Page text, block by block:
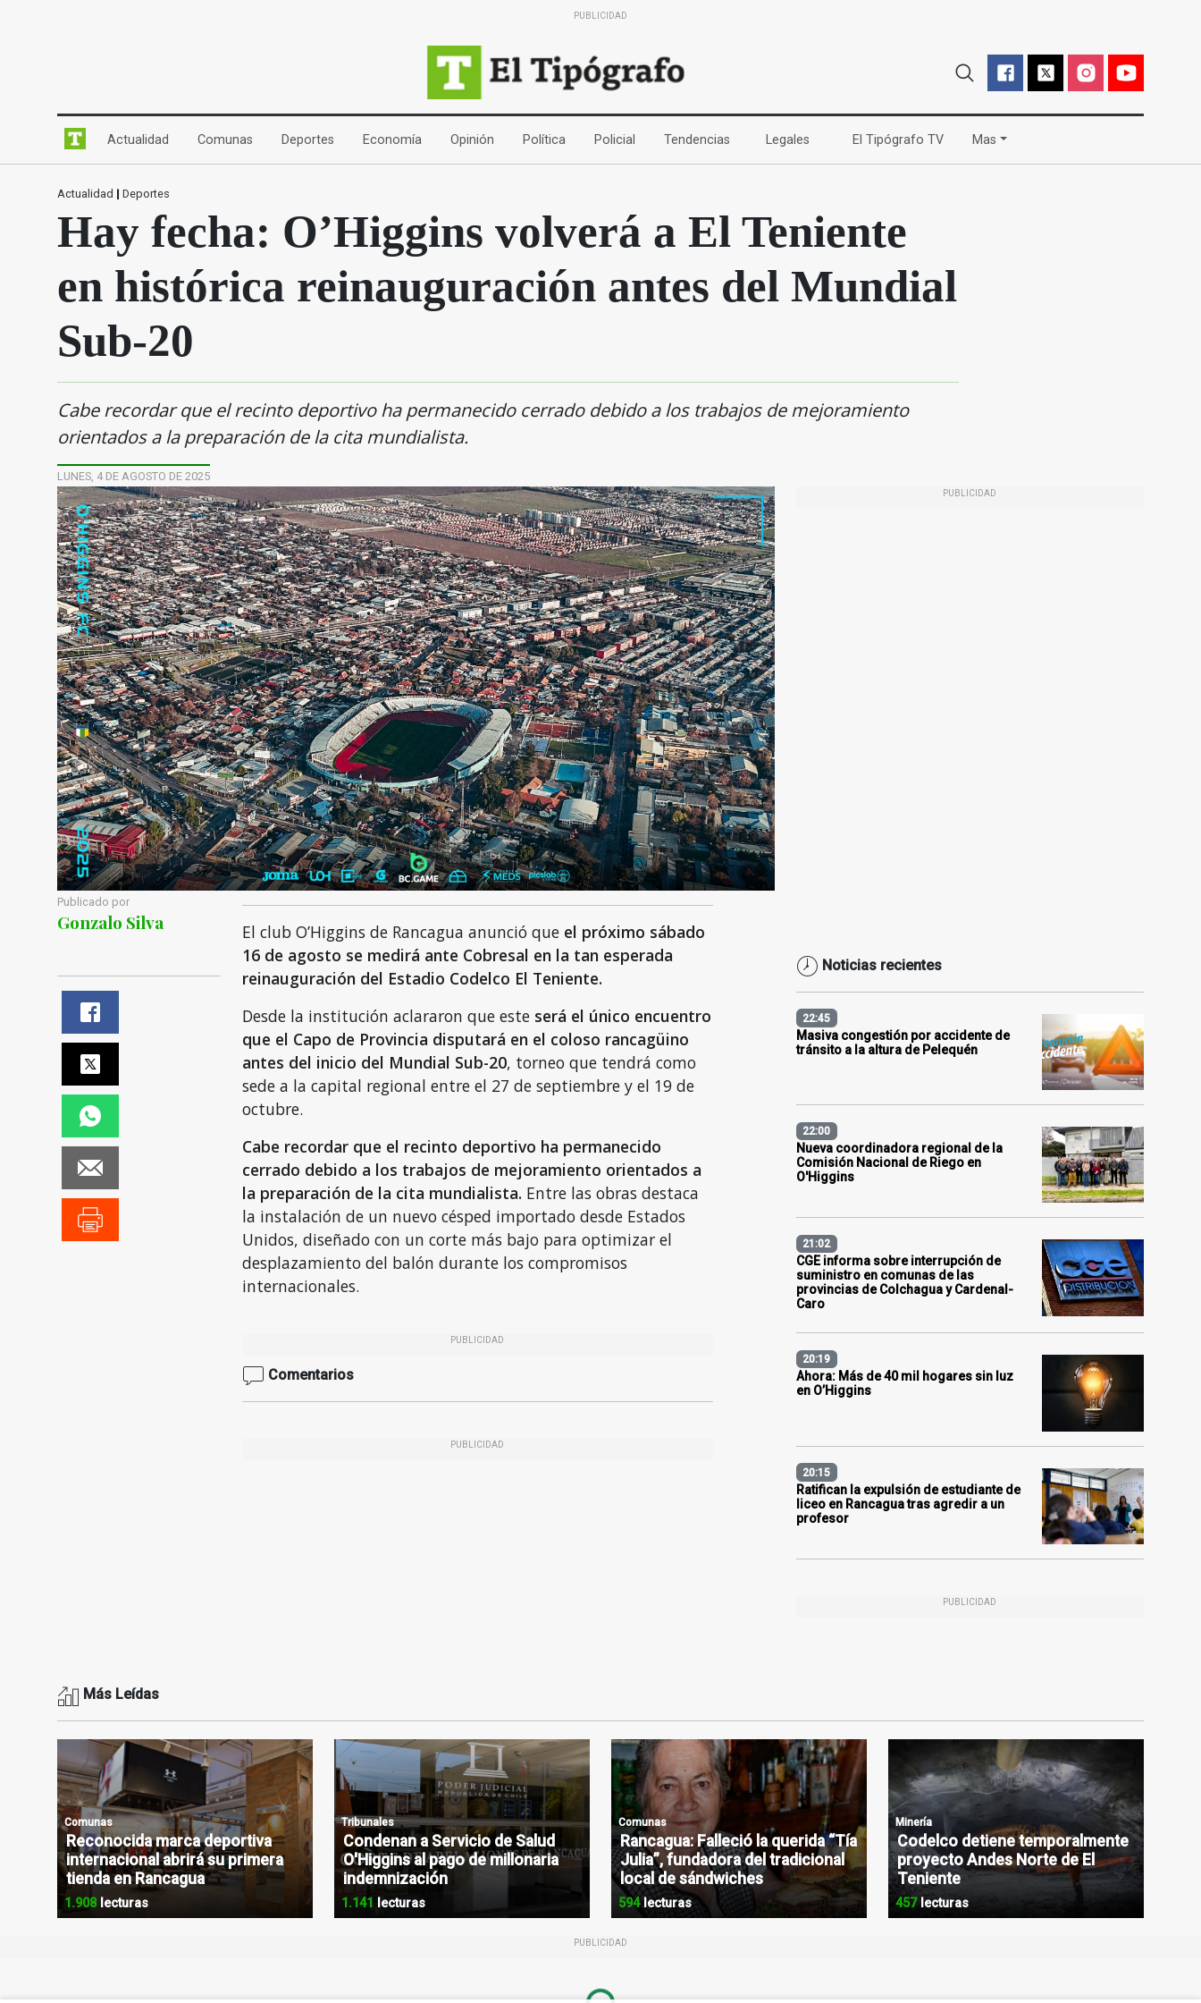
PUBLICIDAD
Actualidad (current)Comunas (current)Deportes (current)Economía (current)Opinión (current)Política (current)Policial (current)Tendencias (current)Legales (current)El Tipógrafo TV(current)
Mas
Actualidad | Deportes
Hay fecha: O’Higgins volverá a El Teniente
en histórica reinauguración antes del Mundial
Sub-20
Cabe recordar que el recinto deportivo ha permanecido cerrado debido a los trabajos de mejoramiento
orientados a la preparación de la cita mundialista.
LUNES, 4 DE AGOSTO DE 2025
PUBLICIDAD
Publicado por
Gonzalo Silva El club O’Higgins de Rancagua anunció queel próximo sábado
16 de agosto se medirá ante Cobresal en la tan esperada
reinauguración del Estadio Codelco El Teniente.
Desde la institución aclararon que este será el único encuentro
que el Capo de Provincia disputará en el coloso rancagüino
antes del inicio del Mundial Sub-20, torneo que tendrá como
sede a la capital regional entre el 27 de septiembre y el 19 de
octubre.
Cabe recordar que el recinto deportivo ha permanecido
cerrado debido a los trabajos de mejoramiento orientados a
la preparación de la cita mundialista. Entre las obras destaca
la instalación de un nuevo césped importado desde Estados
Unidos, diseñado con un corte más bajo para optimizar el
desplazamiento del balón durante los compromisos
internacionales.
PUBLICIDAD
Comentarios
PUBLICIDAD
Noticias recientes
22:45
Masiva congestión por accidente de
tránsito a la altura de Pelequén
22:00
Nueva coordinadora regional de la
Comisión Nacional de Riego en
O'Higgins
21:02
CGE informa sobre interrupción de
suministro en comunas de las
provincias de Colchagua y Cardenal-
Caro
20:19
Ahora: Más de 40 mil hogares sin luz
en O’Higgins
20:15
Ratifican la expulsión de estudiante de
liceo en Rancagua tras agredir a un
profesor
PUBLICIDAD
Más Leídas
Comunas
Reconocida marca deportiva
internacional abrirá su primera
tienda en Rancagua
1.908lecturas
Tribunales
Condenan a Servicio de Salud
O'Higgins al pago de millonaria
indemnización
1.141 lecturas
Comunas
Rancagua: Falleció la querida “Tía
Julia”, fundadora del tradicional
local de sándwiches
594lecturas
Minería
Codelco detiene temporalmente
proyecto Andes Norte de El
Teniente
457lecturas
PUBLICIDAD